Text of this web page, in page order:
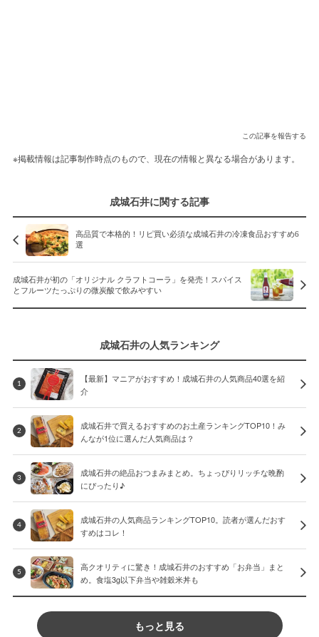
この記事を報告する
※掲載情報は記事制作時点のもので、現在の情報と異なる場合があります。
成城石井に関する記事
高品質で本格的！リピ買い必須な成城石井の冷凍食品おすすめ6
選
成城石井が初の「オリジナル クラフトコーラ」を発売！スパイス
とフルーツたっぷりの微炭酸で飲みやすい
成城石井の人気ランキング
1
【最新】マニアがおすすめ！成城石井の人気商品40選を紹
介
2
成城石井で買えるおすすめのお土産ランキングTOP10！み
んなが1位に選んだ人気商品は？
3
成城石井の絶品おつまみまとめ。ちょっぴりリッチな晩酌
にぴったり♪
4
成城石井の人気商品ランキングTOP10。読者が選んだおす
すめはコレ！
5
高クオリティに驚き！成城石井のおすすめ「お弁当」まと
め。食塩3g以下弁当や雑穀米丼も
もっと見る